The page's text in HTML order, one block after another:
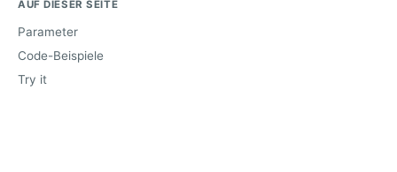
AUF DIESER SEITE
Parameter
Code-Beispiele
Try it